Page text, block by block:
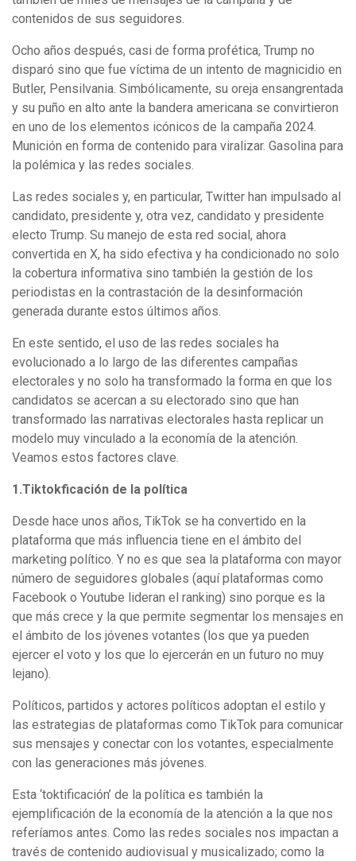
contenidos de sus seguidores.
Ocho años después, casi de forma profética, Trump no
disparó sino que fue víctima de un intento de magnicidio en
Butler, Pensilvania. Simbólicamente, su oreja ensangrentada
y su puño en alto ante la bandera americana se convirtieron
en uno de los elementos icónicos de la campaña 2024.
Munición en forma de contenido para viralizar. Gasolina para
la polémica y las redes sociales.
Las redes sociales y, en particular, Twitter han impulsado al
candidato, presidente y, otra vez, candidato y presidente
electo Trump. Su manejo de esta red social, ahora
convertida en X, ha sido efectiva y ha condicionado no solo
la cobertura informativa sino también la gestión de los
periodistas en la contrastación de la desinformación
generada durante estos últimos años.
En este sentido, el uso de las redes sociales ha
evolucionado a lo largo de las diferentes campañas
electorales y no solo ha transformado la forma en que los
candidatos se acercan a su electorado sino que han
transformado las narrativas electorales hasta replicar un
modelo muy vinculado a la economía de la atención.
Veamos estos factores clave.
1.Tiktokficación de la política
Desde hace unos años, TikTok se ha convertido en la
plataforma que más influencia tiene en el ámbito del
marketing político. Y no es que sea la plataforma con mayor
número de seguidores globales (aquí plataformas como
Facebook o Youtube lideran el ranking) sino porque es la
que más crece y la que permite segmentar los mensajes en
el ámbito de los jóvenes votantes (los que ya pueden
ejercer el voto y los que lo ejercerán en un futuro no muy
lejano).
Políticos, partidos y actores políticos adoptan el estilo y
las estrategias de plataformas como TikTok para comunicar
sus mensajes y conectar con los votantes, especialmente
con las generaciones más jóvenes.
Esta ‘toktificación’ de la política es también la
ejemplificación de la economía de la atención a la que nos
referíamos antes. Como las redes sociales nos impactan a
través de contenido audiovisual y musicalizado; como la